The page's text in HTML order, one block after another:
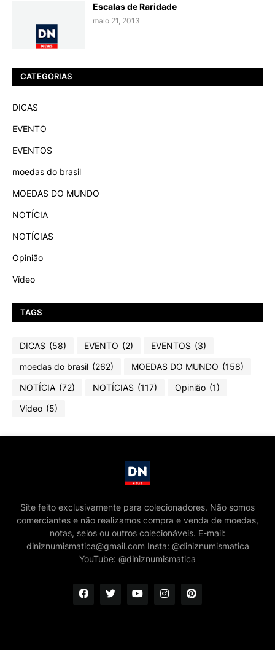
Escalas de Raridade
maio 21, 2013
CATEGORIAS
DICAS
EVENTO
EVENTOS
moedas do brasil
MOEDAS DO MUNDO
NOTÍCIA
NOTÍCIAS
Opinião
Vídeo
TAGS
DICAS (58) EVENTO (2) EVENTOS (3)
moedas do brasil (262) MOEDAS DO MUNDO (158)
NOTÍCIA (72) NOTÍCIAS (117) Opinião (1)
Vídeo (5)
Site feito exclusivamente para colecionadores. Não somos
comerciantes e não realizamos compra e venda de moedas,
notas, selos ou outros colecionáveis. E-mail:
diniznumismatica@gmail.com Insta: @diniznumismatica
YouTube: @diniznumismatica